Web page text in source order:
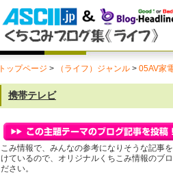
トップページ > （ライフ）ジャンル > 05AV家
携帯テレビ
こみ情報で、みんなの参考になりそうな記事
けているので、オリジナルくちこみ情報のブ
ださい。